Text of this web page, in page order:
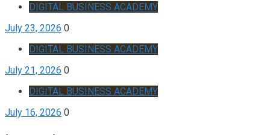
DIGITAL BUSINESS ACADEMY
July 23, 2026 0
DIGITAL BUSINESS ACADEMY
July 21, 2026 0
DIGITAL BUSINESS ACADEMY
July 16, 2026 0